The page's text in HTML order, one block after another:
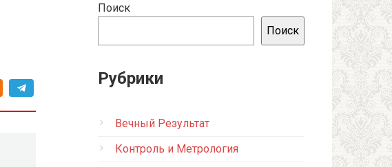
Поиск
Поиск
Рубрики
Вечный Результат
Контроль и Метрология